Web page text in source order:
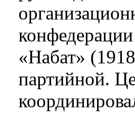
«Набат»
партийной.